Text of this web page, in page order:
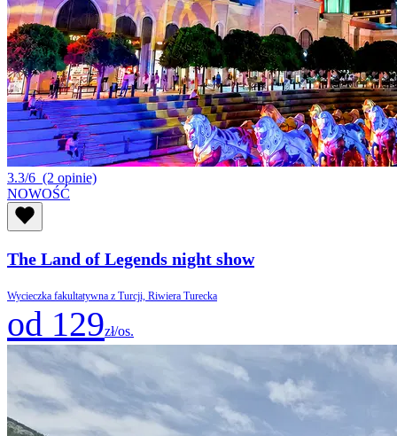
3.3/6 (2 opinie)
NOWOŚĆ
The Land of Legends night show
Wycieczka fakultatywna z Turcji, Riwiera Turecka
od 129zł/os.